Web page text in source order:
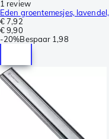
1 review
Eden groentemesjes,
€ 7,92
€ 9,90
-20%Bespaar 1,98